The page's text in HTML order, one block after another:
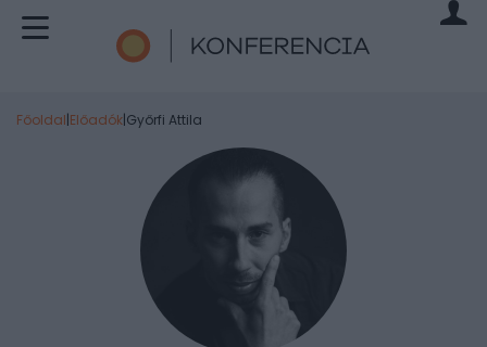
Főoldal|Előadók|Győrfi Attila